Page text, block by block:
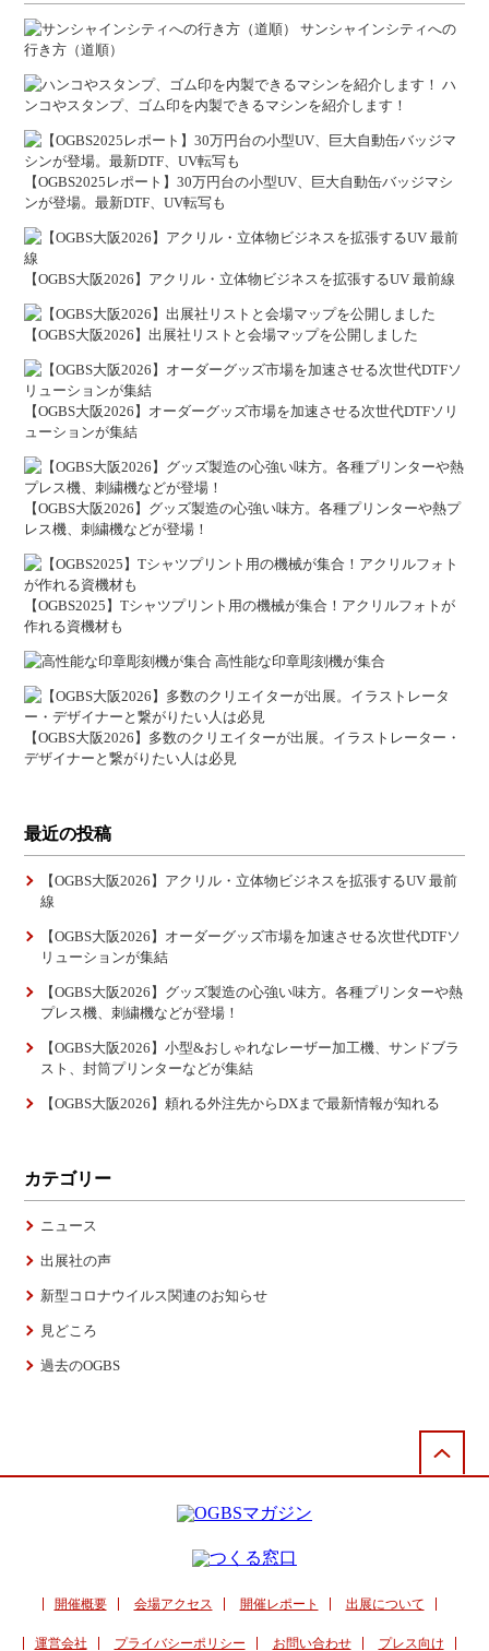
サンシャインシティへの
行き方（道順）
ハ
ンコやスタンプ、ゴム印を内製できるマシンを紹介します！
【OGBS2025レポート】30万円台の小型UV、巨大自動缶バッジマシ
ンが登場。最新DTF、UV転写も
【OGBS大阪2026】アクリル・立体物ビジネスを拡張するUV 最前線
【OGBS大阪2026】出展社リストと会場マップを公開しました
【OGBS大阪2026】オーダーグッズ市場を加速させる次世代DTFソリ
ューションが集結
【OGBS大阪2026】グッズ製造の心強い味方。各種プリンターや熱プ
レス機、刺繍機などが登場！
【OGBS2025】Tシャツプリント用の機械が集合！アクリルフォトが
作れる資機材も
高性能な印章彫刻機が集合
【OGBS大阪2026】多数のクリエイターが出展。イラストレーター・
デザイナーと繋がりたい人は必見
最近の投稿
【OGBS大阪2026】アクリル・立体物ビジネスを拡張するUV 最前
線
【OGBS大阪2026】オーダーグッズ市場を加速させる次世代DTFソ
リューションが集結
【OGBS大阪2026】グッズ製造の心強い味方。各種プリンターや熱
プレス機、刺繍機などが登場！
【OGBS大阪2026】小型&おしゃれなレーザー加工機、サンドブラ
スト、封筒プリンターなどが集結
【OGBS大阪2026】頼れる外注先からDXまで最新情報が知れる
カテゴリー
ニュース
出展社の声
新型コロナウイルス関連のお知らせ
見どころ
過去のOGBS
開催概要 会場アクセス 開催レポート 出展について
運営会社 プライバシーポリシー お問い合わせ プレス向け